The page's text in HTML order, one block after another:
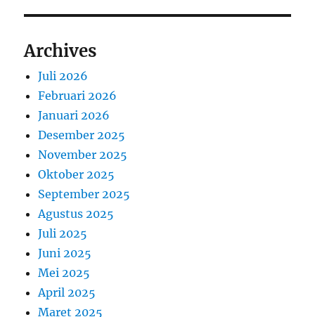
Archives
Juli 2026
Februari 2026
Januari 2026
Desember 2025
November 2025
Oktober 2025
September 2025
Agustus 2025
Juli 2025
Juni 2025
Mei 2025
April 2025
Maret 2025